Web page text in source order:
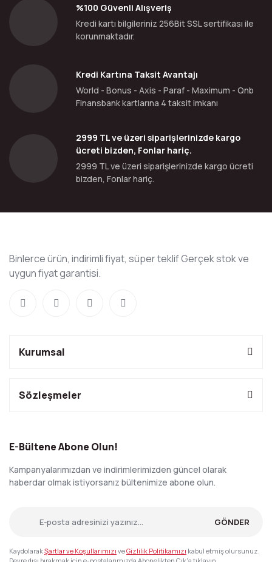
%100 Güvenli Alışveriş
Kredi kartı bilgileriniz 256Bit SSL sertifikası ile
korunmaktadır.
Kredi Kartına Taksit Avantajı
World - Bonus - Axis - Paraf - Maximum - Qnb
Finansbank kartlarına 4 taksit imkanı
2999 TL ve üzeri siparişlerinizde kargo
ücreti bizden, Fonlar hariç.
2999 TL ve üzeri siparişlerinizde kargo ücreti
bizden, Fonlar hariç.
Binlerce ürün, indirimli fiyat, süper teklif Gerçek stok ve
uygun fiyat garantisi.
Kurumsal
Sözleşmeler
E-Bültene Abone Olun!
Kampanyalarımızdan ve indirimlerimizden güncel olarak
haberdar olmak istiyorsanız bültenimize abone olun.
GÖNDER
KaydolarakŞartlar ve Koşullarımızı veGizlilik Politikamızı kabul etmiş olursunuz.